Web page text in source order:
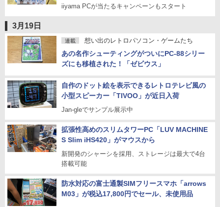
iiyama PCが当たるキャンペーンもスタート
3月19日
連載 想い出のレトロパソコン・ゲームたち
あの名作シューティングがついにPC-88シリー
ズにも移植された！「ゼビウス」
自作のドット絵を表示できるレトロテレビ風の
小型スピーカー「TIVOO」が近日入荷
Jan-gleでサンプル展示中
拡張性高めのスリムタワーPC「LUV MACHINE
S Slim iHS420」がマウスから
新開発のシャーシを採用、ストレージは最大で4台
搭載可能
防水対応の富士通製SIMフリースマホ「arrows
M03」が税込17,800円でセール、未使用品